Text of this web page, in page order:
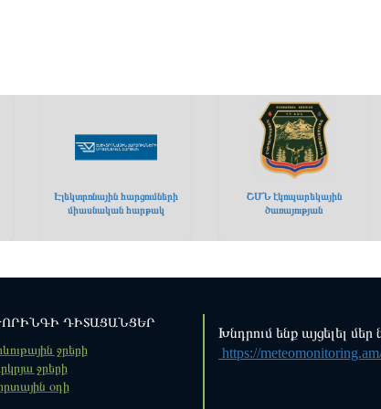
Էլեկտրոնային հարցումների
միասնական հարթակ
ՇՄՆ էկոպարեկային
ծառայության
ԴԻՏԱՑԱՆՑԵՐ
ջրերի
ջրերի
օդի
Խնդրում ենք այցելել մեր
https://